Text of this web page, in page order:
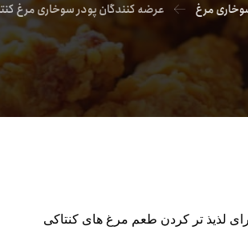
مرغ عرضه کنندگان پودر سوخاری مرغ
لذیذ تر کردن طعم مرغ های کنتاکی